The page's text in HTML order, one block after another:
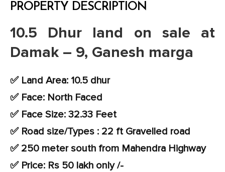
PROPERTY DESCRIPTION
10.5 Dhur land on sale at
Damak – 9, Ganesh marga
✅ Land Area: 10.5 dhur
✅ Face: North Faced
✅ Face Size: 32.33 Feet
✅ Road size/Types : 22 ft Gravelled road
✅ 250 meter south from Mahendra Highway
✅ Price: Rs 50 lakh only /-